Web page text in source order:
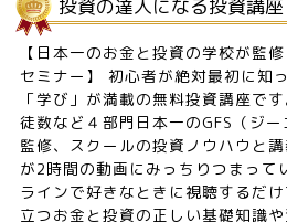
投資の達人になる投資講座
【日本一のお金と投資の学校が監
セミナー】 初心者が絶対最初に知
「学び」が満載の無料投資講座で
徒数など４部門日本一のGFS（ジ
監修、スクールの投資ノウハウと
が2時間の動画にみっちりつまって
ラインで好きなときに視聴するだ
立つお金と投資の正しい基礎知識